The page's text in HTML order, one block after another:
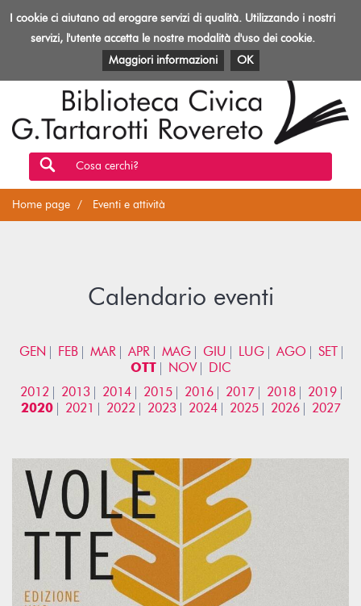
Toggle
Biblioteca
Rovereto
EVENTI E ATTIVITÀ PATRIMONIO E RISORSE
Cosa cerchi?
Home page Eventi e attività
Calendario eventi
GEN FEB MAR APR MAG GIU LUG AGO
SET
OTT
NOV
DIC
2012
2013 2014 2015 2016 2017 2018
2019
2020
2021 2022 2023 2024 2025 2026 2027
I cookie ci aiutano ad erogare servizi di qualità. Utilizzando i nostri
servizi, l'utente accetta le nostre modalità d'uso dei cookie.
Maggiori informazioni
OK